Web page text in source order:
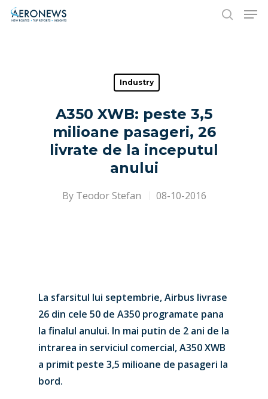
Hit enter to search or ESC to close
Industry
A350 XWB: peste 3,5
milioane pasageri, 26
livrate de la inceputul
anului
By Teodor Stefan 08-10-2016
La sfarsitul lui septembrie, Airbus livrase
26 din cele 50 de A350 programate pana
la finalul anului. In mai putin de 2 ani de la
intrarea in serviciul comercial, A350 XWB
a primit peste 3,5 milioane de pasageri la
bord.